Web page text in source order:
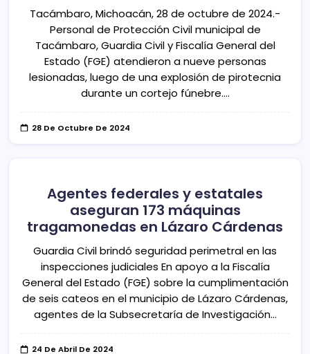
Tacámbaro, Michoacán, 28 de octubre de 2024.-
Personal de Protección Civil municipal de
Tacámbaro, Guardia Civil y Fiscalía General del
Estado (FGE) atendieron a nueve personas
lesionadas, luego de una explosión de pirotecnia
durante un cortejo fúnebre.…
28 De Octubre De 2024
Agentes federales y estatales
aseguran 173 máquinas
tragamonedas en Lázaro Cárdenas
Guardia Civil brindó seguridad perimetral en las
inspecciones judiciales En apoyo a la Fiscalía
General del Estado (FGE) sobre la cumplimentación
de seis cateos en el municipio de Lázaro Cárdenas,
agentes de la Subsecretaría de Investigación…
24 De Abril De 2024